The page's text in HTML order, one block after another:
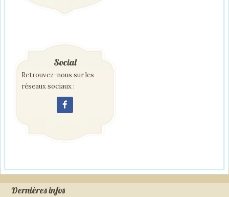
Social
Retrouvez-nous sur les
réseaux sociaux :
Dernières infos